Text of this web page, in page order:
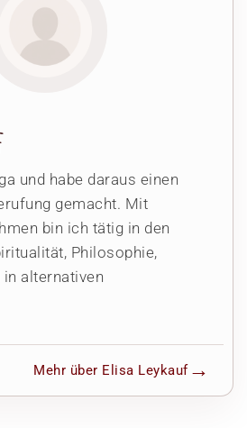
und habe daraus einen
gemacht. Mit
bin ich tätig in den
Philosophie,
alternativen
Mehr über Elisa Leykauf